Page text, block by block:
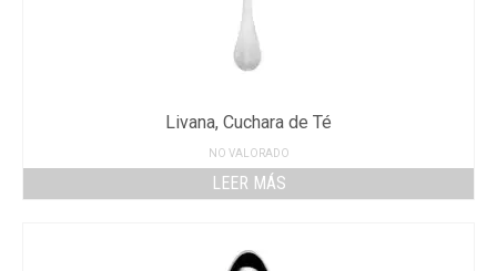
Livana, Cuchara de Té
NO VALORADO
LEER MÁS